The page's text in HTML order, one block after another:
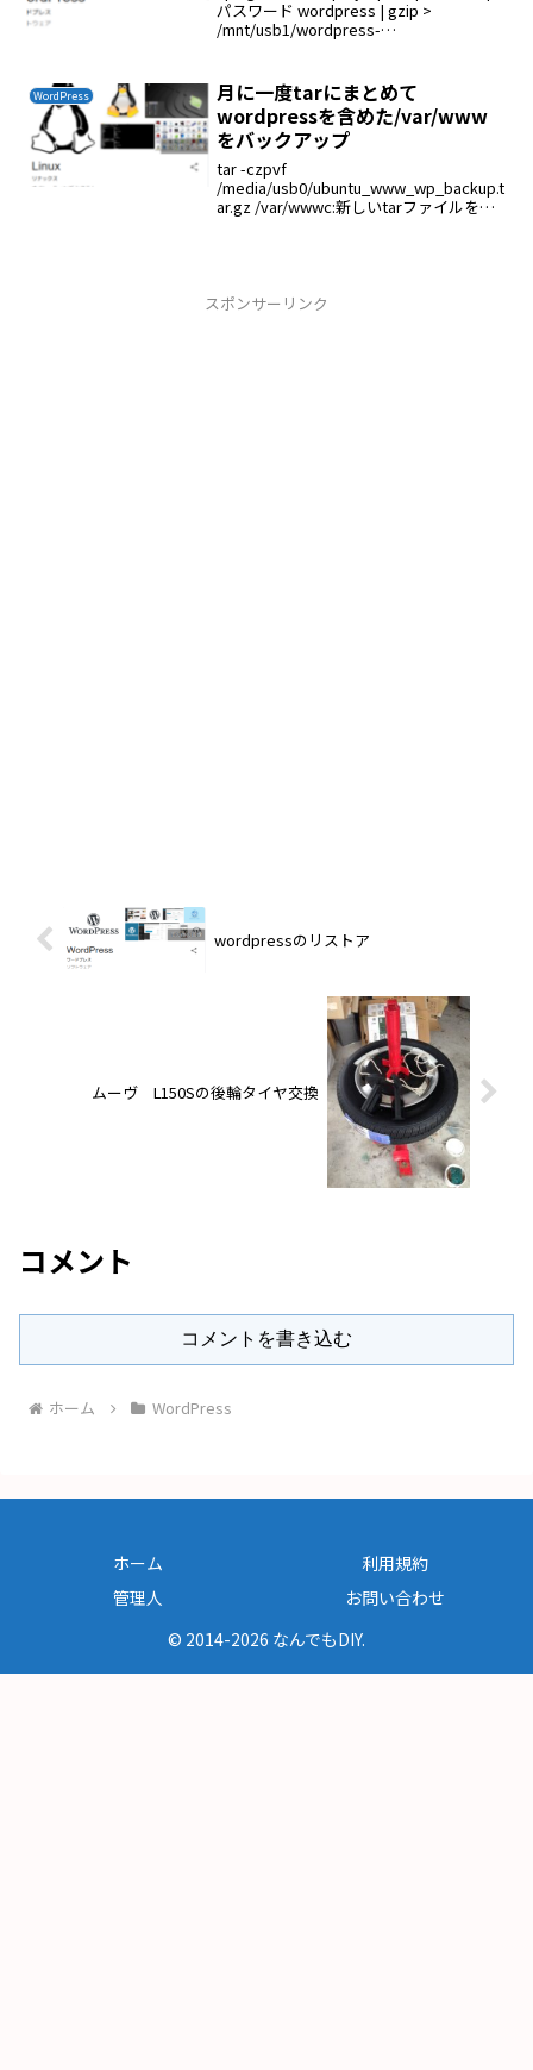
パスワード wordpress | gzip >
/mnt/usb1/wordpress-
WordPress
月に一度tarにまとめて
wordpressを含めた/var/www
をバックアップ
tar -czpvf
/media/usb0/ubuntu_www_wp_backup.t
ar.gz /var/wwwc:新しいtarファイルを作
スポンサーリンク
wordpressのリストア
ムーヴ L150Sの後輪タイヤ交換
コメント
コメントを書き込む
ホーム WordPress
ホーム
利用規約
管理人
お問い合わせ
© 2014-2026 なんでもDIY.